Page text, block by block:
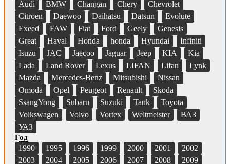
Audi BMW Changan Chery
Chevrolet
Citroen
Daewoo Daihatsu Datsun
Evolute
Exeed
FAW Fiat Ford Geely
Genesis
Great
Haval Honda honda Hyundai
Infiniti
Isuzu
JAC Jaecoo Jaguar Jeep KIA
Kia
Lada
Land Rover Lexus LIFAN Lifan
Lynk
Mazda
Mercedes-Benz Mitsubishi
Nissan
Omoda
Opel Peugeot Renault
Skoda
SsangYong
Subaru Suzuki Tank
Toyota
Volkswagen
Volvo Vortex Weltmeister
ВАЗ
УАЗ
Год
1990 1995 1996 1999 2000 2001
2002
2003
2004 2005 2006 2007 2008
2009